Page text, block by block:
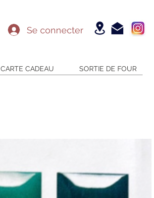
Se connecter
CARTE CADEAU SORTIE DE FOUR